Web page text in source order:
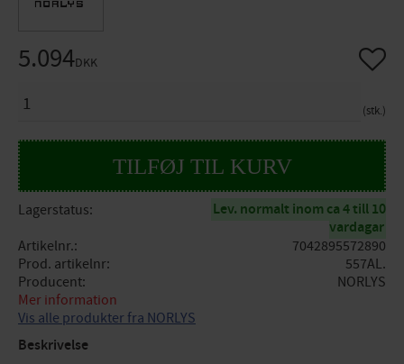
5.094DKK
stk.
Gem
Lagerstatus
Lev. normalt inom ca 4 till 10
vardagar
Artikelnr.
7042895572890
Prod. artikelnr
557AL.
Producent
NORLYS
Mer information
Vis alle produkter fra NORLYS
Beskrivelse